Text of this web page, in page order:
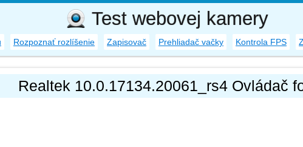
Test webovej kamery
Rozpoznať rozlíšenie Zapisovač Prehliadač vačky Kontrola FPS
Realtek 10.0.17134.20061_rs4 Ovládač